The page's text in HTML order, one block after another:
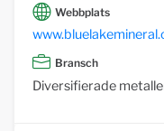
Webbplats
Bransch
Diversifierade